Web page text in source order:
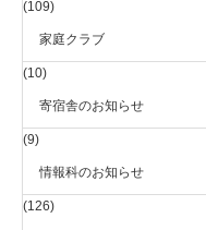
(109)
家庭クラブ
(10)
寄宿舎のお知らせ
(9)
情報科のお知らせ
(126)